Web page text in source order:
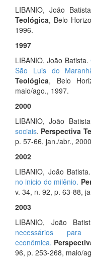
LIBANIO, João
Teológica, Belo
1996.
1997
LIBANIO, João Batista.
São Luis do
Teológica, Belo
maio/ago., 1997.
2000
LIBANIO, João
sociais. Perspectiva
p. 57-66, jan./abr.,
2002
LIBANIO, João
no inicio do milênio.
v. 34, n. 92, p. 63-88,
2003
LIBANIO, João
necessários
econômica.
96, p. 253-268, maio/